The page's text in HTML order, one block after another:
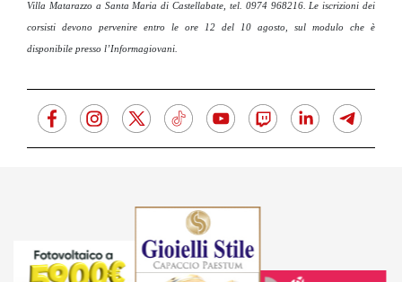
Villa Matarazzo a Santa Maria di Castellabate, tel. 0974 968216. Le iscrizioni dei
corsisti devono pervenire entro le ore 12 del 10 agosto, sul modulo che è
disponibile presso l’Informagiovani.